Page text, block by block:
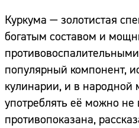
Куркума — золотистая
богатым составом и
популярный компонент,
кулинарии, и в
употреблять её можно
противопоказана,